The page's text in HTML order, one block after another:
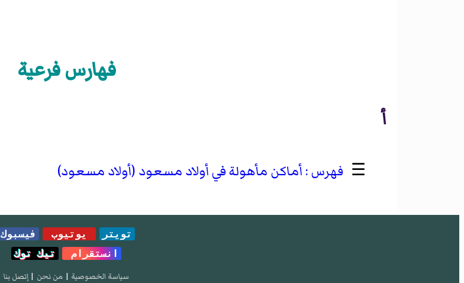
فهارس فرعية
أ
☰ أماكن مأهولة في أولاد مسعود (أولاد مسعود)
تويتر يوتيوب
فيسبوك
انستقرام
تيك توك
سياسة الخصوصية | من نحن | إتصل بنا